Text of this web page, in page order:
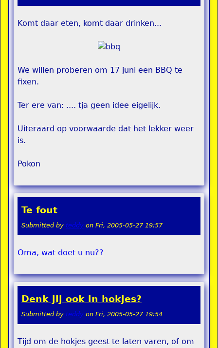
Komt daar eten, komt daar drinken...
We willen proberen om 17 juni een BBQ te
fixen.
Ter ere van: .... tja geen idee eigelijk.
Uiteraard op voorwaarde dat het lekker weer
is.
Pokon
Te fout
Submitted by teddy on Fri, 2005-05-27 19:57
Oma, wat doet u nu??
Denk jij ook in hokjes?
Submitted by teddy on Fri, 2005-05-27 19:54
Tijd om de hokjes geest te laten varen, of om